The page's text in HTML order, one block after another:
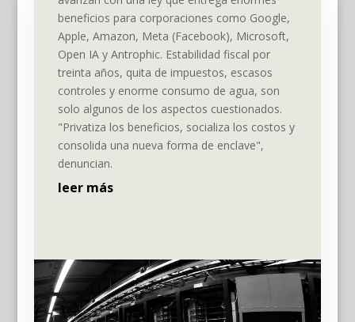
beneficios para corporaciones como Google,
Apple, Amazon, Meta (Facebook), Microsoft,
Open IA y Antrophic. Estabilidad fiscal por
treinta años, quita de impuestos, escasos
controles y enorme consumo de agua, son
solo algunos de los aspectos cuestionados.
"Privatiza los beneficios, socializa los costos y
consolida una nueva forma de enclave",
denuncian.
leer más